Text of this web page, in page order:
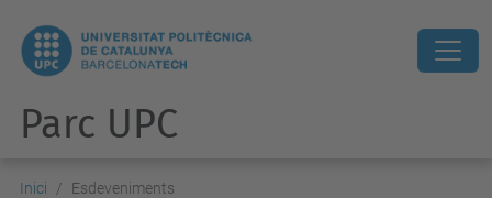
Parc UPC
Inici Esdeveniments